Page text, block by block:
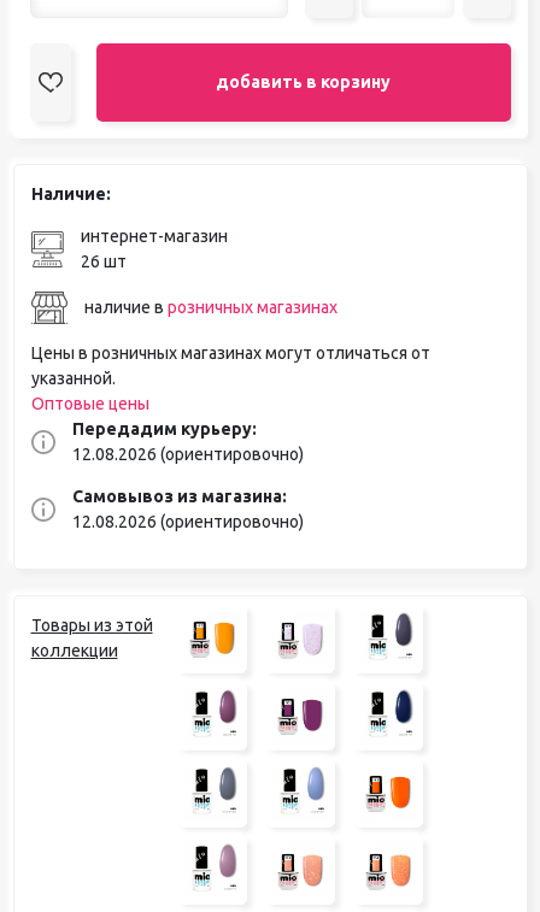
добавить в корзину
Наличие:
интернет-магазин
26 шт
наличие в розничных магазинах
Цены в розничных магазинах могут отличаться от
указанной.
Оптовые цены
Передадим курьеру:
12.08.2026 (ориентировочно)
Самовывоз из магазина:
12.08.2026 (ориентировочно)
Товары из этой
коллекции